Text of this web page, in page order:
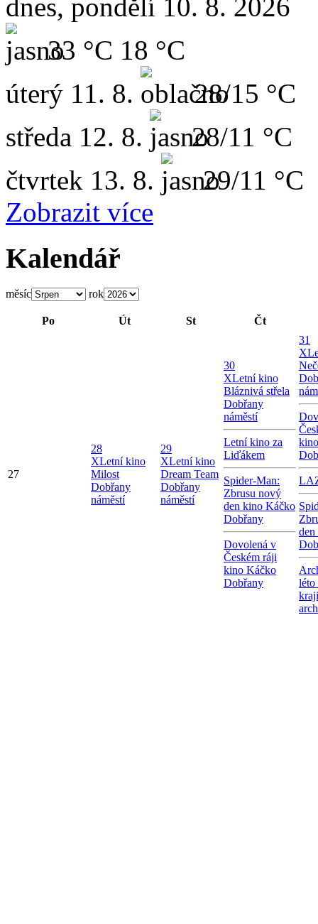
dnes, pondělí 10. 8. 2026
33 °C 18 °C
úterý 11. 8.
28/15 °C
středa 12. 8.
28/11 °C
čtvrtek 13. 8.
29/11 °C
Zobrazit více
Kalendář
měsíc rok
Po Út St Čt
27
28
XLetní kino
Milost
Dobřany
náměstí
29
XLetní kino
Dream Team
Dobřany
náměstí
30
XLetní kino
Bláznivá střela
Dobřany
náměstí
Letní kino za
Liďákem
Spider-Man:
Zbrusu nový
den kino Káčko
Dobřany
Dovolená v
Českém ráji
kino Káčko
Dobřany
31
X
léto